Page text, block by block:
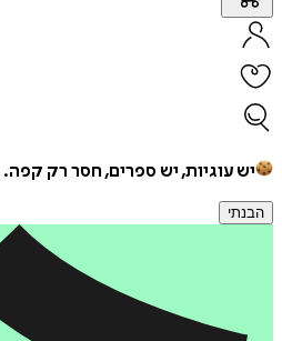
יש עוגיות, יש ספרים, חסר רק קפה.
הבנתי